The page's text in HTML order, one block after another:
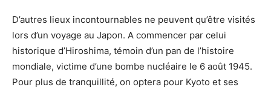
D’autres lieux incontournables ne peuvent qu’être visités
lors d’un voyage au Japon. A commencer par celui
historique d’Hiroshima, témoin d’un pan de l’histoire
mondiale, victime d’une bombe nucléaire le 6 août 1945.
Pour plus de tranquillité, on optera pour Kyoto et ses